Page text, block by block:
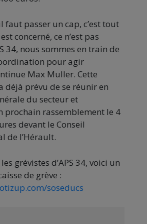
faut passer un cap, c’est tout
concerné, ce n’est pas
34, nous sommes en train de
pour agir
Max Muller. Cette
déjà prévu de se réunir en
du secteur et
prochain rassemblement le 4
devant le Conseil
de l’Hérault.
grévistes d’APS 34, voici un
de grève :
soseducs